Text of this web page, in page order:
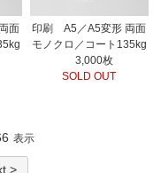
面
印刷 A5／A5変形 両面
モノクロ／コート135kg
3,000枚
SOLD OUT
表示
>